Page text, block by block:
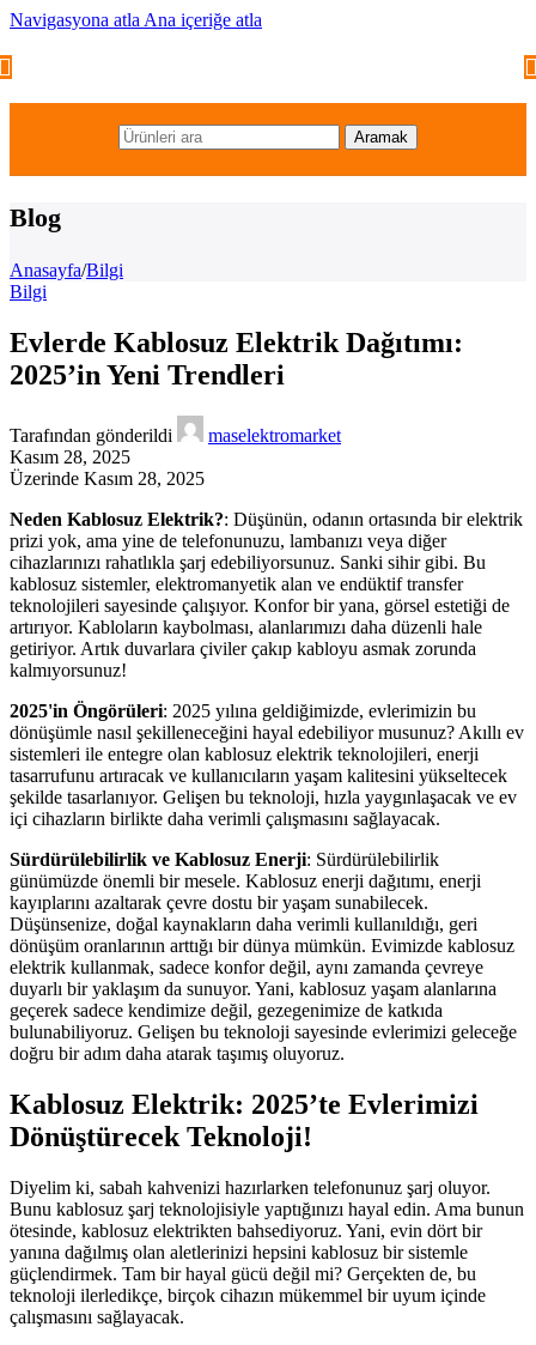
Navigasyona atla Ana içeriğe atla
Aramak
Blog
Anasayfa/Bilgi
Bilgi
Evlerde Kablosuz Elektrik Dağıtımı:
2025’in Yeni Trendleri
Tarafından gönderildi
maselektromarket
Kasım 28, 2025
Üzerinde Kasım 28, 2025
Neden Kablosuz Elektrik?: Düşünün, odanın ortasında bir elektrik
prizi yok, ama yine de telefonunuzu, lambanızı veya diğer
cihazlarınızı rahatlıkla şarj edebiliyorsunuz. Sanki sihir gibi. Bu
kablosuz sistemler, elektromanyetik alan ve endüktif transfer
teknolojileri sayesinde çalışıyor. Konfor bir yana, görsel estetiği de
artırıyor. Kabloların kaybolması, alanlarımızı daha düzenli hale
getiriyor. Artık duvarlara çiviler çakıp kabloyu asmak zorunda
kalmıyorsunuz!
2025'in Öngörüleri: 2025 yılına geldiğimizde, evlerimizin bu
dönüşümle nasıl şekilleneceğini hayal edebiliyor musunuz? Akıllı ev
sistemleri ile entegre olan kablosuz elektrik teknolojileri, enerji
tasarrufunu artıracak ve kullanıcıların yaşam kalitesini yükseltecek
şekilde tasarlanıyor. Gelişen bu teknoloji, hızla yaygınlaşacak ve ev
içi cihazların birlikte daha verimli çalışmasını sağlayacak.
Sürdürülebilirlik ve Kablosuz Enerji: Sürdürülebilirlik
günümüzde önemli bir mesele. Kablosuz enerji dağıtımı, enerji
kayıplarını azaltarak çevre dostu bir yaşam sunabilecek.
Düşünsenize, doğal kaynakların daha verimli kullanıldığı, geri
dönüşüm oranlarının arttığı bir dünya mümkün. Evimizde kablosuz
elektrik kullanmak, sadece konfor değil, aynı zamanda çevreye
duyarlı bir yaklaşım da sunuyor. Yani, kablosuz yaşam alanlarına
geçerek sadece kendimize değil, gezegenimize de katkıda
bulunabiliyoruz. Gelişen bu teknoloji sayesinde evlerimizi geleceğe
doğru bir adım daha atarak taşımış oluyoruz.
Kablosuz Elektrik: 2025’te Evlerimizi
Dönüştürecek Teknoloji!
Diyelim ki, sabah kahvenizi hazırlarken telefonunuz şarj oluyor.
Bunu kablosuz şarj teknolojisiyle yaptığınızı hayal edin. Ama bunun
ötesinde, kablosuz elektrikten bahsediyoruz. Yani, evin dört bir
yanına dağılmış olan aletlerinizi hepsini kablosuz bir sistemle
güçlendirmek. Tam bir hayal gücü değil mi? Gerçekten de, bu
teknoloji ilerledikçe, birçok cihazın mükemmel bir uyum içinde
çalışmasını sağlayacak.